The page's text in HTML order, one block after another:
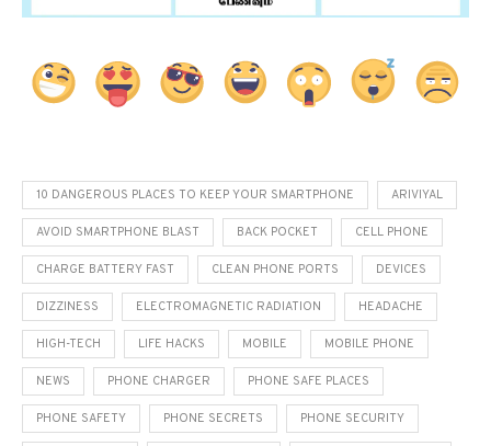
10 DANGEROUS PLACES TO KEEP YOUR SMARTPHONE ARIVIYAL
AVOID SMARTPHONE BLAST BACK POCKET CELL PHONE
CHARGE BATTERY FAST CLEAN PHONE PORTS DEVICES
DIZZINESS ELECTROMAGNETIC RADIATION HEADACHE
HIGH-TECH LIFE HACKS MOBILE MOBILE PHONE
NEWS PHONE CHARGER PHONE SAFE PLACES
PHONE SAFETY PHONE SECRETS PHONE SECURITY